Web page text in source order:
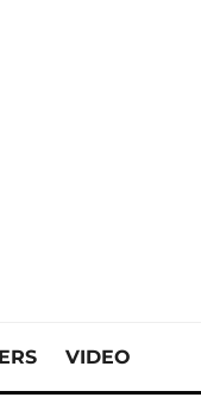
VIDEO